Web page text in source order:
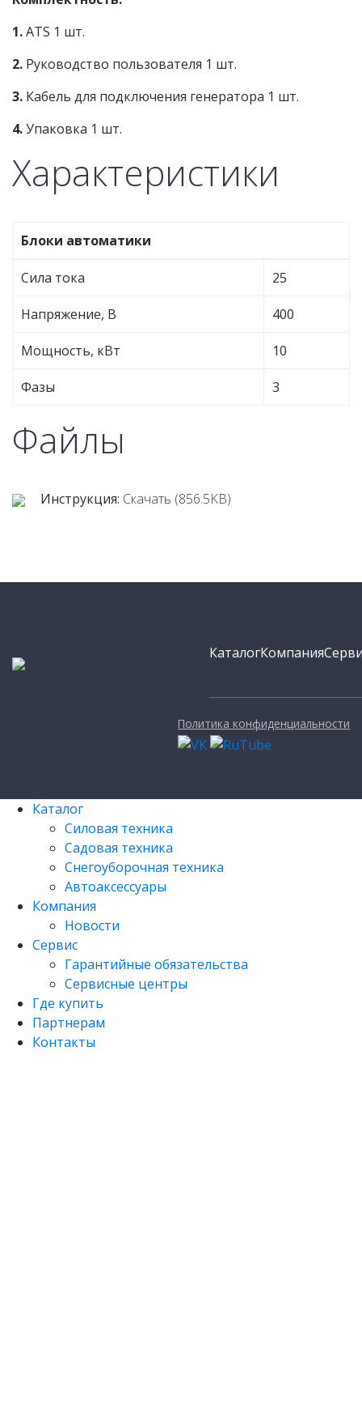
1.ATS 1 шт.
2. Руководство пользователя 1 шт.
3. Кабель для подключения генератора 1 шт.
4.Упаковка 1 шт.
Характеристики
Блоки автоматики
Сила тока 25
Напряжение, В 400
Мощность, кВт 10
Фазы 3
Файлы
Инструкция: Скачать (856.5KB)
КаталогКомпания
Политика конфиденциальности
Каталог
Силовая техника
Садовая техника
Снегоуборочная техника
Автоаксессуары
Компания
Новости
Сервис
Гарантийные обязательства
Сервисные центры
Где купить
Партнерам
Контакты